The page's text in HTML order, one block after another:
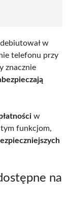
w
telefonu przy
znacznie
w
funkcjom,
na